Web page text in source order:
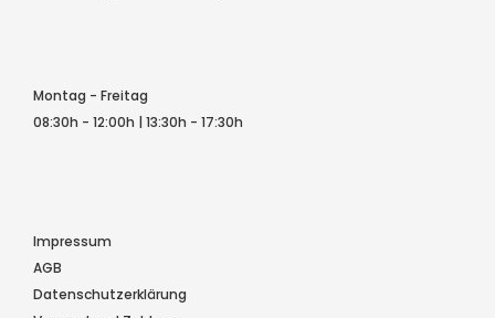
Montag - Freitag
08:30h - 12:00h | 13:30h - 17:30h
Impressum
AGB
Datenschutzerklärung